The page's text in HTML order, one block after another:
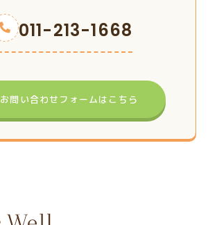
011-213-1668
お問い合わせフォームはこちら